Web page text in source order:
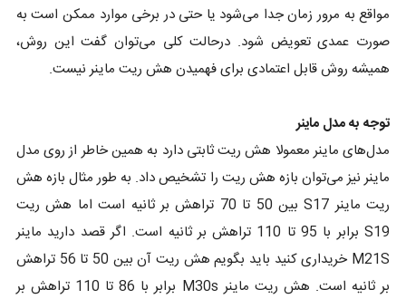
مواقع به مرور زمان جدا می‌شود یا حتی در برخی موارد ممکن است به
صورت عمدی تعویض شود. درحالت کلی می‌توان گفت این روش،
همیشه روش قابل اعتمادی برای فهمیدن هش ریت ماینر نیست.
توجه به مدل ماینر
مدل‌های ماینر معمولا هش ریت ثابتی دارد به همین خاطر از روی مدل
ماینر نیز می‌توان بازه هش ریت را تشخیص داد. به طور مثال بازه هش
ریت ماینر S17 بین 50 تا 70 تراهش بر ثانیه است اما هش ریت
S19 برابر با 95 تا 110 تراهش بر ثانیه است. اگر قصد دارید ماینر
M21S خریداری کنید باید بگویم هش ریت آن بین 50 تا 56 تراهش
بر ثانیه است. هش ریت ماینر M30s برابر با 86 تا 110 تراهش بر